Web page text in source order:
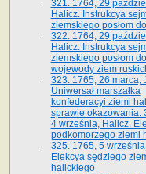
321. 1764, 29
Halicz. Instrukcya
ziemskiego posłom
322. 1764, 29
Halicz. Instrukcya
ziemskiego posłom do
wojewody ziem
323. 1765, 26 marca,
Uniwersał marszałka
konfederacyi ziemi
sprawie okazowania.
4 września, Halicz.
podkomorzego ziemi
325. 1765, 5
Elekcya sędziego
halickiego